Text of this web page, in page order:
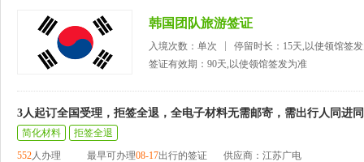
韩国团队旅游签证
入境次数：单次
停留时长：15天,以使领馆签
签证有效期：90天,以使领馆签发为准
3人起订全国受理，拒签全退，全电子材料无需邮寄，需出行人同进
简化材料
拒签全退
552人办理 最早可办理08-17出行的签证 供应商：江苏广电